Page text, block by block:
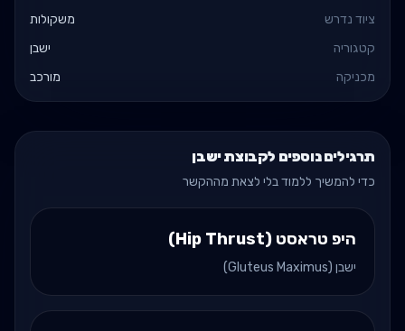
ציוד נדרש
משקולות
קטגוריה
ישבן
מכניקה
מורכב
תרגילים נוספים לקבוצת ישבן
כדי להמשיך ללמוד בלי לצאת מההקשר
היפ טראסט (Hip Thrust)
ישבן (Gluteus Maximus)